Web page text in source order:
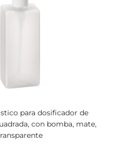
para dosificador de
con bomba, mate,